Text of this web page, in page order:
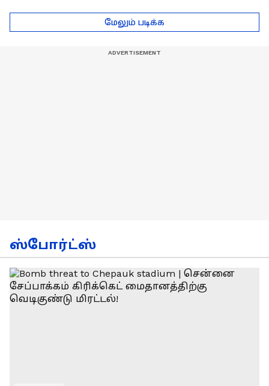
திருச்சியில்
மு.க.ஸ்டாலின் உறுதி!
கோலாகலம்!
மேலும் படிக்க
ஸ்போர்ட்ஸ்